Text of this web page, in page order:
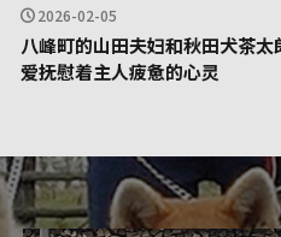
2026-02-05
八峰町的山田夫妇和秋田犬茶太
爱抚慰着主人疲惫的心灵